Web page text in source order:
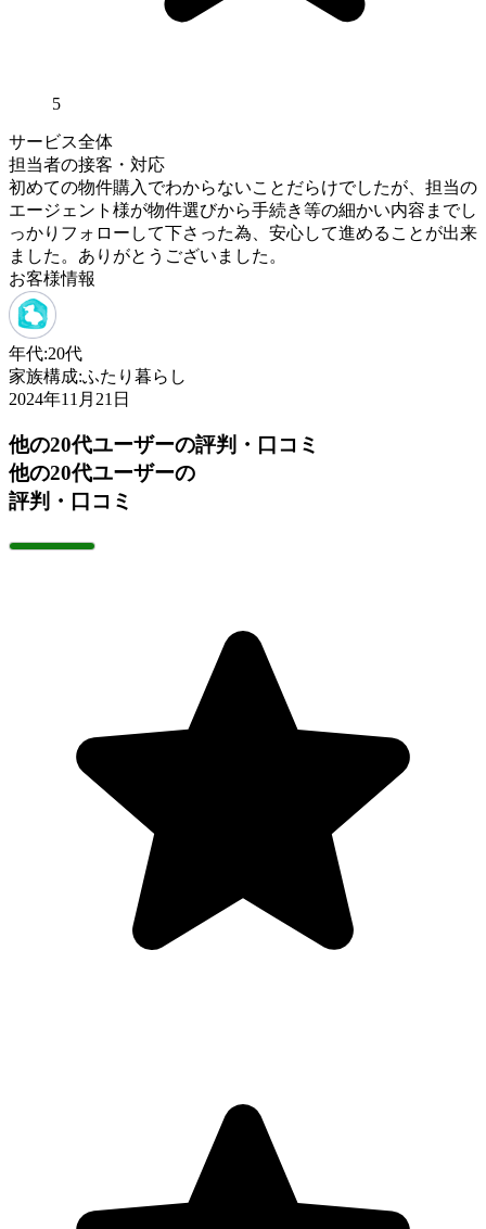
5
サービス全体
担当者の接客・対応
初めての物件購入でわからないことだらけでしたが、担当の
エージェント様が物件選びから手続き等の細かい内容までし
っかりフォローして下さった為、安心して進めることが出来
ました。ありがとうございました。
お客様情報
年代:20代
家族構成:ふたり暮らし
2024年11月21日
他の20代ユーザーの評判・口コミ
他の20代ユーザーの
評判・口コミ